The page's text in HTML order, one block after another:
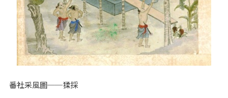
番社采風圖──猱採